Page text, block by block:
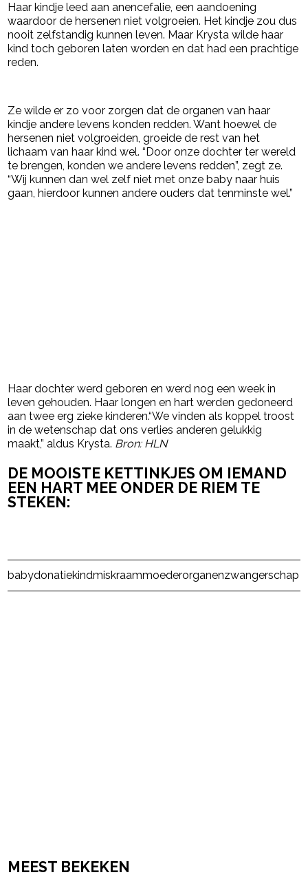
Haar kindje leed aan anencefalie, een aandoening
waardoor de hersenen niet volgroeien. Het kindje zou dus
nooit zelfstandig kunnen leven. Maar Krysta wilde haar
kind toch geboren laten worden en dat had een prachtige
reden.
Ze wilde er zo voor zorgen dat de organen van haar
kindje andere levens konden redden. Want hoewel de
hersenen niet volgroeiden, groeide de rest van het
lichaam van haar kind wel. “Door onze dochter ter wereld
te brengen, konden we andere levens redden”, zegt ze.
“Wij kunnen dan wel zelf niet met onze baby naar huis
gaan, hierdoor kunnen andere ouders dat tenminste wel.”
Haar dochter werd geboren en werd nog een week in
leven gehouden. Haar longen en hart werden gedoneerd
aan twee erg zieke kinderen.“We vinden als koppel troost
in de wetenschap dat ons verlies anderen gelukkig
maakt,” aldus Krysta. Bron: HLN
DE MOOISTE KETTINKJES OM IEMAND
EEN HART MEE ONDER DE RIEM TE
STEKEN:
babydonatiekindmiskraammoederorganenzwangerschap
MEEST BEKEKEN